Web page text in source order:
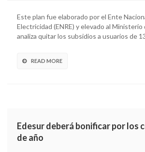
Este plan fue elaborado por el Ente
Electricidad (ENRE) y elevado al Ministerio
analiza quitar los subsidios a usuarios de
READ MORE
Edesur deberá bonificar por los
de año